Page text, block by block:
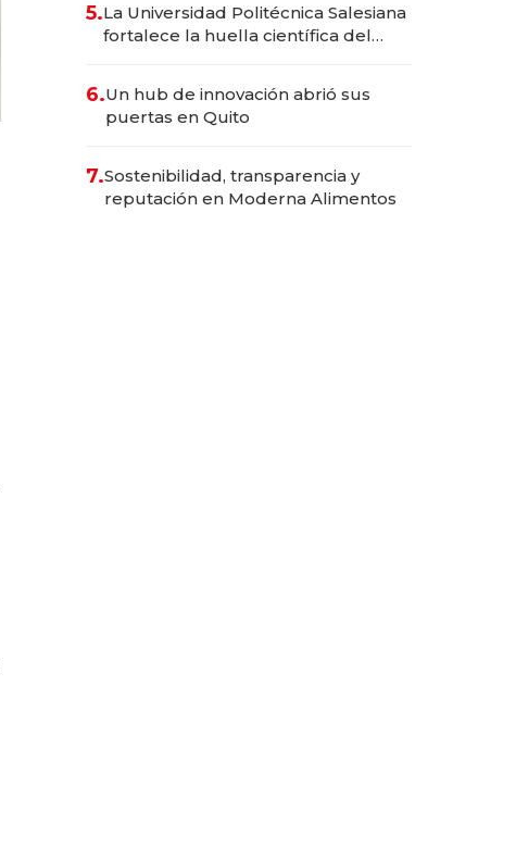
5.La Universidad Politécnica Salesiana
fortalece la huella científica del
6.Un hub de innovación abrió sus
puertas en Quito
7.Sostenibilidad, transparencia y
reputación en Moderna Alimentos